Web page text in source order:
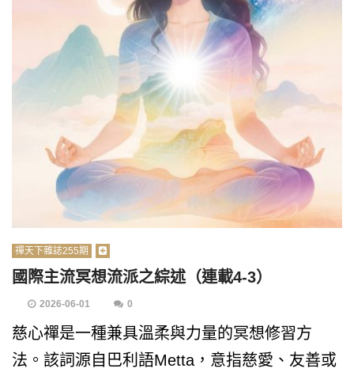
禪天下雜誌255期
國際主流冥想流派之綜述（連載4-3）
2026-06-01 0
慈心禪是一種兼具溫柔與力量的冥想修習方
法。該詞源自巴利語Metta，意指慈愛、友善或